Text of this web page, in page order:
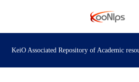
KeiO Associated Repository of Academic